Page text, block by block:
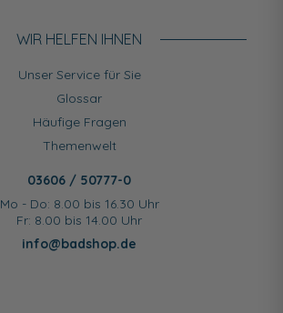
WIR HELFEN IHNEN
Unser Service für Sie
Glossar
Häufige Fragen
Themenwelt
03606 / 50777-0
Mo - Do: 8.00 bis 16.30 Uhr
Fr: 8.00 bis 14.00 Uhr
info@badshop.de